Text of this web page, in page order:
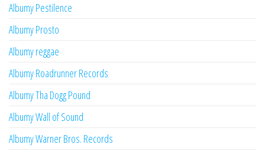
Albumy Pestilence
Albumy Prosto
Albumy reggae
Albumy Roadrunner Records
Albumy Tha Dogg Pound
Albumy Wall of Sound
Albumy Warner Bros. Records